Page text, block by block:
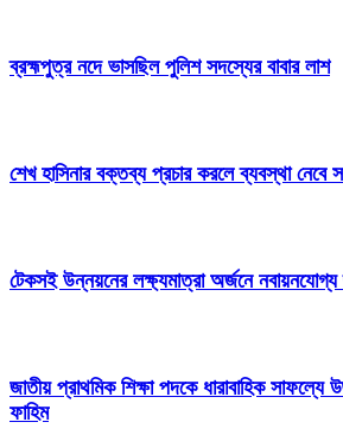
ব্রহ্মপুত্র নদে ভাসছিল পুলিশ সদস্যের বাবার লাশ
শেখ হাসিনার বক্তব্য প্রচার করলে ব্যবস্থা নেবে
টেকসই উন্নয়নের লক্ষ্যমাত্রা অর্জনে নবায়নযোগ্য
জাতীয় প্রাথমিক শিক্ষা পদকে ধারাবাহিক সাফল্যে
ফাহিম